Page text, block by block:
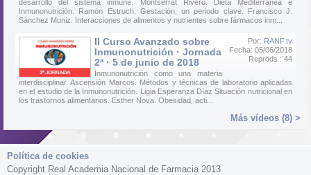
desarrollo del sistema inmune. Montserrat Rivero. Dieta Mediterránea e
Inmunonutrición. Ramón Estruch. Gestación, un periodo clave. Francisco J.
Sánchez Muniz. Interacciones de alimentos y nutrientes sobre fármacos inm...
Por: RANF.tv
Fecha: 05/06/2018
Reprods.: 44
II Curso Avanzado sobre
Inmunonutrición · Jornada
2ª · 5 de junio de 2018
Inmunonutrición como una materia
interdisciplinar. Ascensión Marcos. Métodos y técnicas de laboratorio aplicadas
en el estudio de la Inmunonutrición. Ligia Esperanza Díaz Situación nutricional en
los trastornos alimentarios. Esther Nova. Obesidad, acti...
Más vídeos (8) >
Política de cookies
Copyright Real Academia Nacional de Farmacia 2013